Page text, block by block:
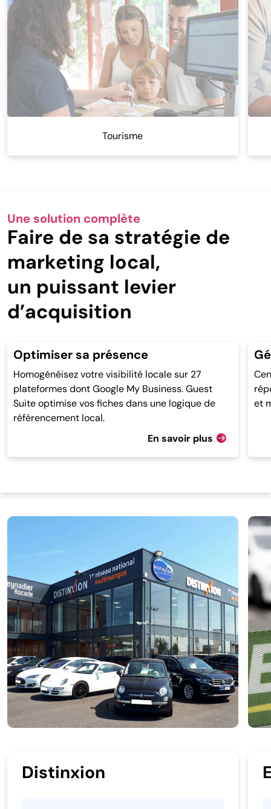
Tourisme
Une solution complète
Faire de sa stratégie de
marketing local,
un puissant levier
d’acquisition
Optimiser sa présence
Homogénéisez votre visibilité locale sur 27
plateformes dont Google My Business. Guest
Suite optimise vos fiches dans une logique de
référencement local.
En savoir plus
et
Distinxion